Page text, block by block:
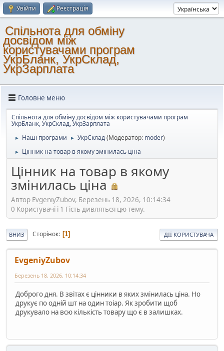
Увійти Реєстрація
Спільнота для обміну
досвідом між
користувачами програм
УкрБланк, УкрСклад,
УкрЗарплата
Головне меню
Спільнота для обміну досвідом між користувачами програм
УкрБланк, УкрСклад, УкрЗарплата
► Наші програми ► УкрСклад(Модератор: moder)
► Цінник на товар в якому змінилась ціна
Цінник на товар в якому
змінилась ціна
Автор EvgeniyZubov, Березень 18, 2026, 10:14:34
0 Користувачі і 1 Гість дивляться цю тему.
ВНИЗ Сторінок 1 ДІЇ КОРИСТУВАЧА
EvgeniyZubov
Березень 18, 2026, 10:14:34
Доброго дня. В звітах є цінники в яких змінилась ціна. Но
друкує по одній шт на один тоіар. Як зробити щоб
друкувало на всю кількість товару що є в залишках.